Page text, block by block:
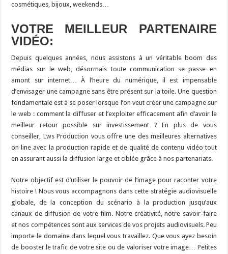
cosmétiques, bijoux, weekends…
VOTRE MEILLEUR PARTENAIRE
VIDÉO:
Depuis quelques années, nous assistons à un véritable boom des
médias sur le web, désormais toute communication se passe en
amont sur internet… À l’heure du numérique, il est impensable
d’envisager une campagne sans être présent sur la toile. Une question
fondamentale est à se poser lorsque l’on veut créer une campagne sur
le web : comment la diffuser et l’exploiter efficacement afin d’avoir le
meilleur retour possible sur investissement ? En plus de vous
conseiller, Lws Production vous offre une des meilleures alternatives
on line avec la production rapide et de qualité de contenu vidéo tout
en assurant aussi la diffusion large et ciblée grâce à nos partenariats.
Notre objectif est d’utiliser le pouvoir de l’image pour raconter votre
histoire ! Nous vous accompagnons dans cette stratégie audiovisuelle
globale, de la conception du scénario à la production jusqu’aux
canaux de diffusion de votre film. Notre créativité, notre savoir-faire
et nos compétences sont aux services de vos projets audiovisuels. Peu
importe le domaine dans lequel vous travaillez. Que vous ayez besoin
de booster le trafic de votre site ou de valoriser votre image… Petites